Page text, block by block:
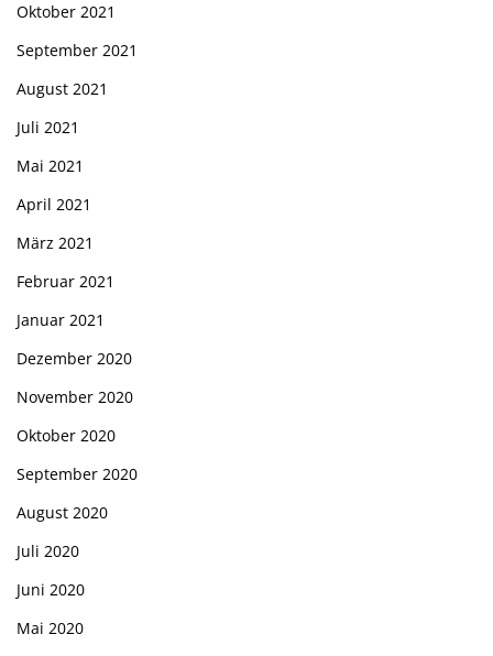
Oktober 2021
September 2021
August 2021
Juli 2021
Mai 2021
April 2021
März 2021
Februar 2021
Januar 2021
Dezember 2020
November 2020
Oktober 2020
September 2020
August 2020
Juli 2020
Juni 2020
Mai 2020